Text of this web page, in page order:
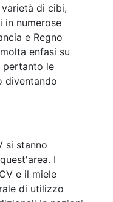
di cibi,
in numerose
e Regno
enfasi su
pertanto le
diventando
si stanno
I
e il miele
di utilizzo